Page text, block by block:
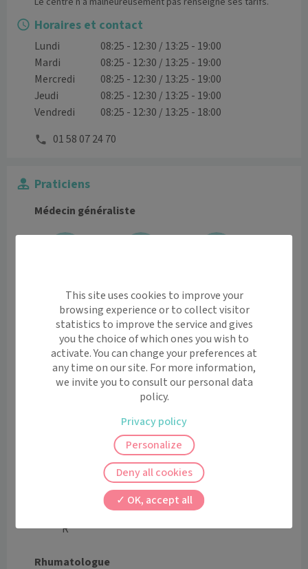
Horaires et contact
Lundi
08:25 - 12:30 / 13:25 - 19:00
Mardi
08:25 - 12:30 / 13:25 - 19:00
Mercredi
08:25 - 12:30 / 13:25 - 19:00
Jeudi
08:25 - 12:30 / 13:25 - 19:00
Vendredi
08:25 - 12:30 / 13:25 - 18:00
01 58 07 24 70
Praticiens
Médecin généraliste
BIGAY
DUHOT
PROUST
Dr Roshane
ZEINOU
Dr Marjolène
BONNET
Dermatologue et vénérologue
R
Rhumatologue
This site uses cookies to improve your
browsing experience or to collect visitor
statistics to improve the service and gives
you the choice of which ones you wish to
activate. You can change your preferences at
any time on our site. For more information,
we invite you to consult our personal data
policy.
OK, accept all
Deny all cookies
Personalize
Privacy policy